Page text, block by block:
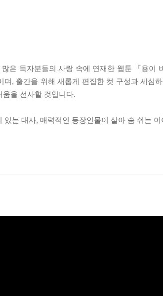
은 독자분들의 사랑 속에 연재한 웹툰 『용이
, 출간을 위해 새롭게 편집한 컷 구성과 세심
움을 선사할 것입니다.
는 대사, 매력적인 등장인물이 살아 숨 쉬는